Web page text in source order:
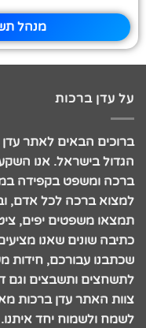
מנהל
על עדן ברכות
ברוכים הבאים לאתר
הגדול בישראל. אנו
ברכה ומשפט בקפידה
למצוא ברכה לכל אדם,
תמצאו משפטים יפים,
כתיבה שונים שאנו
שכתבנו עבורכם, חידות
לתשחצים ותשבצים וגם
צוות האתר עדן ברכות
לשמח ולשמוח יחד איתנו.